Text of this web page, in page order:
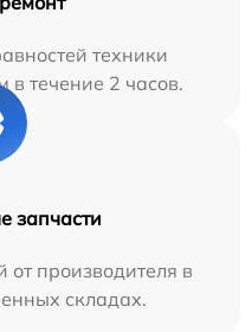
техники
течение 2 часов.
запчасти
от производителя в
складах.